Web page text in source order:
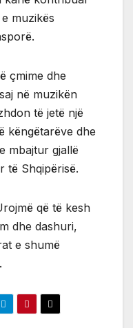
muzikës
çmime dhe
në muzikën
të jetë një
këngëtarëve dhe
mbajtur gjallë
të Shqipërisë.
që të kesh
dhe dashuri,
e shumë